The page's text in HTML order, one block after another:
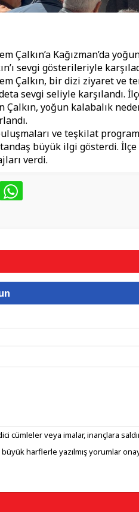
Çalkın’a Kağızman’da
sevgi gösterileriyle
Çalkın, bir dizi ziyaret ve
sevgi seliyle karşılandı.
yoğun kalabalık
ve teşkilat
büyük ilgi gösterdi. İlçe
verdi.
cümleler veya imalar, inançlara
harflerle yazılmış yorumlar